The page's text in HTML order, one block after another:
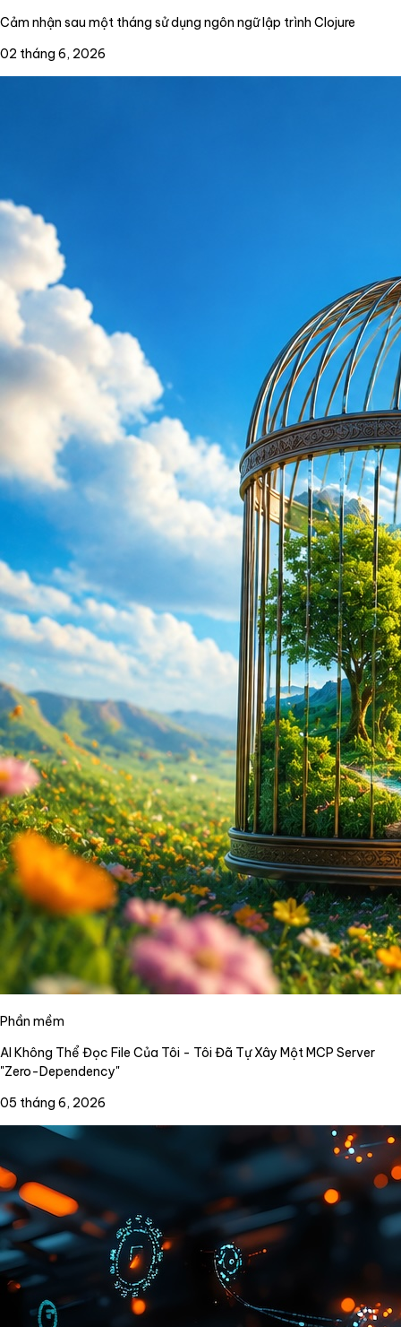
Cảm nhận sau một tháng sử dụng ngôn ngữ lập trình Clojure
02 tháng 6, 2026
Phần mềm
AI Không Thể Đọc File Của Tôi - Tôi Đã Tự Xây Một MCP Server
"Zero-Dependency"
05 tháng 6, 2026